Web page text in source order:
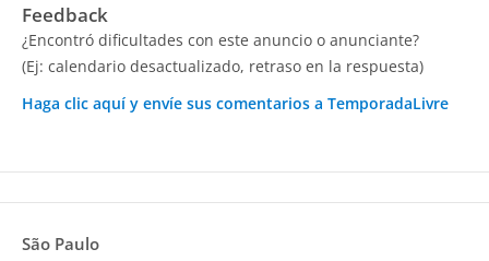
Feedback
¿Encontró dificultades con este anuncio o anunciante?
(Ej: calendario desactualizado, retraso en la respuesta)
Haga clic aquí y envíe sus comentarios a TemporadaLivre
São Paulo